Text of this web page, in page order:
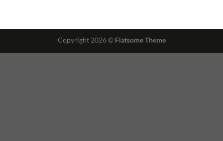
Copyright 2026 © Flatsome Theme